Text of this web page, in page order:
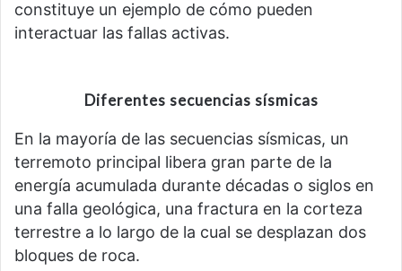
constituye un ejemplo de cómo pueden
interactuar las fallas activas.
Diferentes secuencias sísmicas
En la mayoría de las secuencias sísmicas, un
terremoto principal libera gran parte de la
energía acumulada durante décadas o siglos en
una falla geológica, una fractura en la corteza
terrestre a lo largo de la cual se desplazan dos
bloques de roca.